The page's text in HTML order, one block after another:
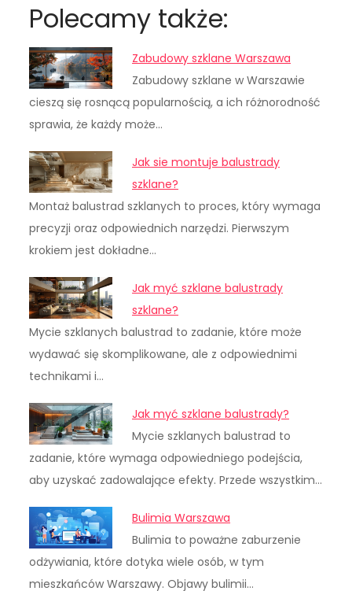
Polecamy także:
Zabudowy szklane Warszawa
Zabudowy szklane w Warszawie
cieszą się rosnącą popularnością, a ich różnorodność
sprawia, że każdy może…
Jak sie montuje balustrady
szklane?
Montaż balustrad szklanych to proces, który wymaga
precyzji oraz odpowiednich narzędzi. Pierwszym
krokiem jest dokładne…
Jak myć szklane balustrady
szklane?
Mycie szklanych balustrad to zadanie, które może
wydawać się skomplikowane, ale z odpowiednimi
technikami i…
Jak myć szklane balustrady?
Mycie szklanych balustrad to
zadanie, które wymaga odpowiedniego podejścia,
aby uzyskać zadowalające efekty. Przede wszystkim…
Bulimia Warszawa
Bulimia to poważne zaburzenie
odżywiania, które dotyka wiele osób, w tym
mieszkańców Warszawy. Objawy bulimii…